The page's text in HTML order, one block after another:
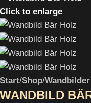
Click to enlarge
Start/Shop/Wandbilder
WANDBILD